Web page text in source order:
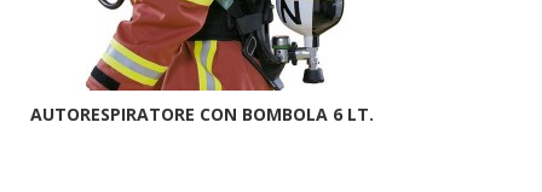
AUTORESPIRATORE CON BOMBOLA 6 LT.